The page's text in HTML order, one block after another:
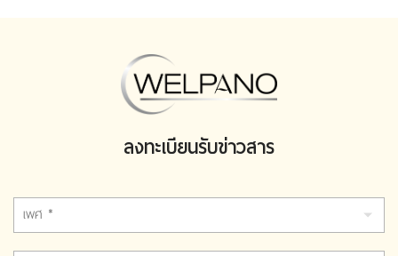
ลงทะเบียนรับข่าวสาร